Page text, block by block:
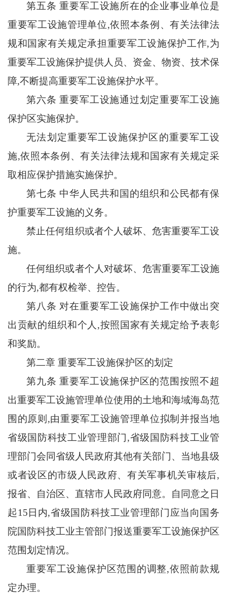
第五条 重要军工设施所在的企业事业单位是
重要军工设施管理单位,依照本条例、有关法律法
规和国家有关规定承担重要军工设施保护工作,为
重要军工设施保护提供人员、资金、物资、技术保
障,不断提高重要军工设施保护水平。
第六条 重要军工设施通过划定重要军工设施
保护区实施保护。
无法划定重要军工设施保护区的重要军工设
施,依照本条例、有关法律法规和国家有关规定采
取相应保护措施实施保护。
第七条 中华人民共和国的组织和公民都有保
护重要军工设施的义务。
禁止任何组织或者个人破坏、危害重要军工设
施。
任何组织或者个人对破坏、危害重要军工设施
的行为,都有权检举、控告。
第八条 对在重要军工设施保护工作中做出突
出贡献的组织和个人 ,按照国家有关规定给予表彰
和奖励。
第二章 重要军工设施保护区的划定
第九条 重要军工设施保护区的范围按照不超
出重要军工设施管理单位使用的土地和海域海岛范
围的原则 ,由重要军工设施管理单位拟制并报当地
省级国防科技工业管理部门,省级国防科技工业管
理部门会同省级人民政府其他有关部门、当地县级
或者设区的市级人民政府、有关军事机关审核后,
报省、自治区、直辖市人民政府同意。自同意之日
起15日内,省级国防科技工业管理部门应当向国务
院国防科技工业主管部门报送重要军工设施保护区
范围划定情况。
重要军工设施保护区范围的调整,依照前款规
定办理。